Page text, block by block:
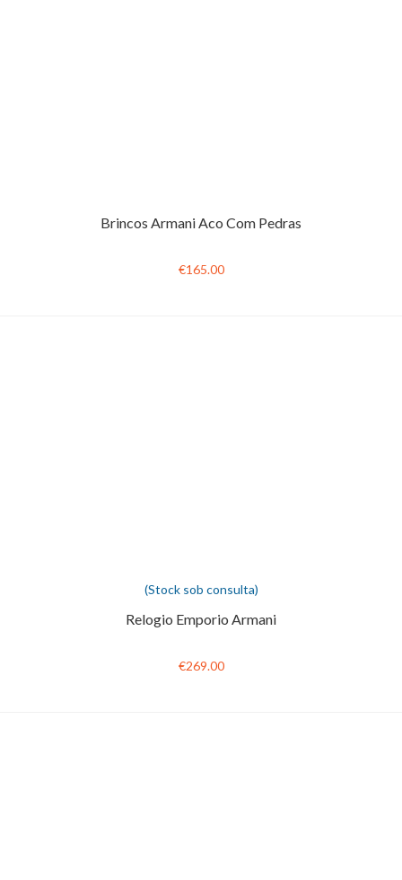
Brincos Armani Aco Com Pedras
€165.00
(Stock sob consulta)
Relogio Emporio Armani
€269.00